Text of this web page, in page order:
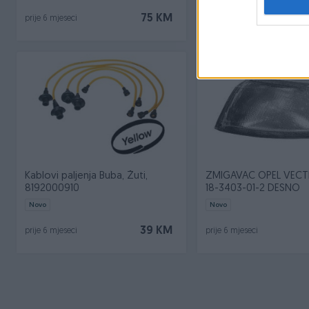
75 KM
prije 6 mjeseci
Kablovi paljenja Buba, Žuti,
8192000910
Novo
39 KM
prije 6 mjeseci
ZMIGAVAC OPEL
18-3403-01-2 DESNO
Novo
prije 6 mjeseci